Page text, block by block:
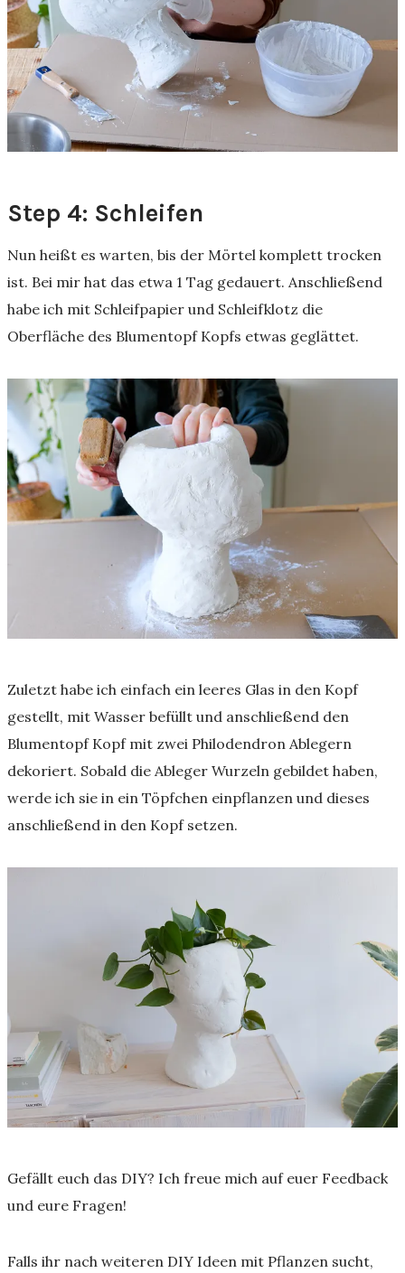
Step 4: Schleifen
Nun heißt es warten, bis der Mörtel komplett trocken
ist. Bei mir hat das etwa 1 Tag gedauert. Anschließend
habe ich mit Schleifpapier und Schleifklotz die
Oberfläche des Blumentopf Kopfs etwas geglättet.
Zuletzt habe ich einfach ein leeres Glas in den Kopf
gestellt, mit Wasser befüllt und anschließend den
Blumentopf Kopf mit zwei Philodendron Ablegern
dekoriert. Sobald die Ableger Wurzeln gebildet haben,
werde ich sie in ein Töpfchen einpflanzen und dieses
anschließend in den Kopf setzen.
Gefällt euch das DIY? Ich freue mich auf euer Feedback
und eure Fragen!
Falls ihr nach weiteren DIY Ideen mit Pflanzen sucht,